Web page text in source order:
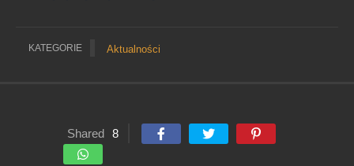
KATEGORIE Aktualności
Shared 8